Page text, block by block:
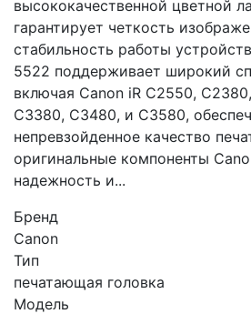
высококачественной цветной
гарантирует четкость
стабильность работы
5522 поддерживает широкий
включая Canon iR C2550,
C3380, C3480, и C3580,
непревзойденное качество
оригинальные компоненты
надежность и...
Бренд
Canon
Тип
печатающая головка
Модель